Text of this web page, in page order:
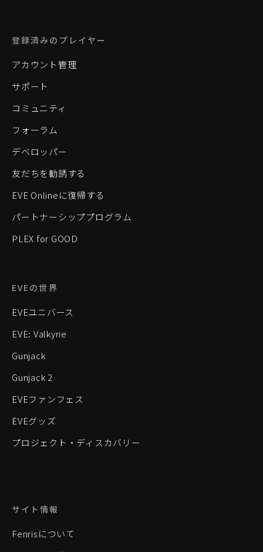
登録済みのプレイヤー
アカウント管理
サポート
コミュニティ
フォーラム
デベロッパー
友だちを勧誘する
EVE Onlineに復帰する
パートナーシッププログラム
PLEX for GOOD
EVEの世界
EVEユニバース
EVE: Valkyrie
Gunjack
Gunjack 2
EVEファンフェス
EVEグッズ
プロジェクト・ディスカバリー
サイト情報
Fenrisについて